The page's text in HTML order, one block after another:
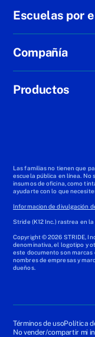
Escuelas por
Compañía
Productos
Las familias no tienen que
escuela pública en línea. No
insumos de oficina, como
ayudarte con lo que
Informacion de divulgación
Stride (K12 Inc.) rastrea en
Copyright © 2026 STRIDE,
denominativa, el logotipo y
este documento son marcas
nombres de empresas y
dueños.
Términos de usoPolítica
No vender/compartir mi